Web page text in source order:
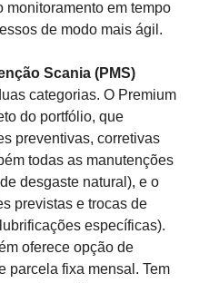
monitoramento em tempo
de modo mais ágil.
Scania (PMS)
categorias. O Premium
do portfólio, que
preventivas, corretivas
todas as manutenções
desgaste natural), e o
previstas e trocas de
específicas).
oferece opção de
parcela fixa mensal. Tem